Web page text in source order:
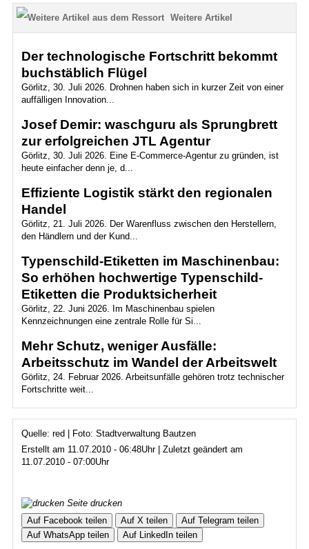
Weitere Artikel
Der technologische Fortschritt bekommt
buchstäblich Flügel
Görlitz, 30. Juli 2026. Drohnen haben sich in kurzer Zeit von einer
auffälligen Innovation...
Josef Demir: waschguru als Sprungbrett
zur erfolgreichen JTL Agentur
Görlitz, 30. Juli 2026. Eine E-Commerce-Agentur zu gründen, ist
heute einfacher denn je, d...
Effiziente Logistik stärkt den regionalen
Handel
Görlitz, 21. Juli 2026. Der Warenfluss zwischen den Herstellern,
den Händlern und der Kund...
Typenschild-Etiketten im Maschinenbau:
So erhöhen hochwertige Typenschild-
Etiketten die Produktsicherheit
Görlitz, 22. Juni 2026. Im Maschinenbau spielen
Kennzeichnungen eine zentrale Rolle für Si...
Mehr Schutz, weniger Ausfälle:
Arbeitsschutz im Wandel der Arbeitswelt
Görlitz, 24. Februar 2026. Arbeitsunfälle gehören trotz technischer
Fortschritte weit...
Quelle: red | Foto: Stadtverwaltung Bautzen
Erstellt am 11.07.2010 - 06:48Uhr | Zuletzt geändert am
11.07.2010 - 07:00Uhr
Seite drucken
Auf Facebook teilen
Auf X teilen
Auf Telegram teilen
Auf WhatsApp teilen
Auf LinkedIn teilen